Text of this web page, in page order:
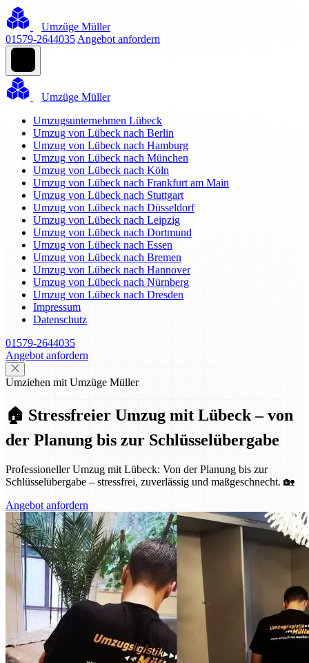
Umzüge Müller
01579-2644035 Angebot anfordern
Umzüge Müller
Umzugsunternehmen Lübeck
Umzug von Lübeck nach Berlin
Umzug von Lübeck nach Hamburg
Umzug von Lübeck nach München
Umzug von Lübeck nach Köln
Umzug von Lübeck nach Frankfurt am Main
Umzug von Lübeck nach Stuttgart
Umzug von Lübeck nach Düsseldorf
Umzug von Lübeck nach Leipzig
Umzug von Lübeck nach Dortmund
Umzug von Lübeck nach Essen
Umzug von Lübeck nach Bremen
Umzug von Lübeck nach Hannover
Umzug von Lübeck nach Nürnberg
Umzug von Lübeck nach Dresden
Impressum
Datenschutz
01579-2644035
Angebot anfordern
Umziehen mit Umzüge Müller
🏠 Stressfreier Umzug mit Lübeck – von
der Planung bis zur Schlüsselübergabe
Professioneller Umzug mit Lübeck: Von der Planung bis zur
Schlüsselübergabe – stressfrei, zuverlässig und maßgeschnecht. 🏡
Angebot anfordern